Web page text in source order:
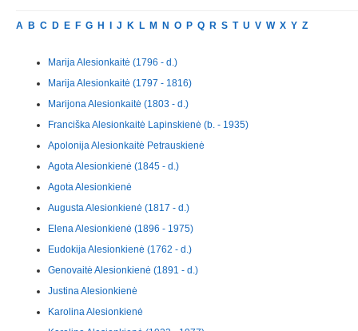
A B C D E F G H J K L M N O P Q R S T U V W X Y Z
Marija Alesionkaitė (1796 - d.)
Marija Alesionkaitė (1797 - 1816)
Marijona Alesionkaitė (1803 - d.)
Franciška Alesionkaitė Lapinskienė (b. - 1935)
Apolonija Alesionkaitė Petrauskienė
Agota Alesionkienė (1845 - d.)
Agota Alesionkienė
Augusta Alesionkienė (1817 - d.)
Elena Alesionkienė (1896 - 1975)
Eudokija Alesionkienė (1762 - d.)
Genovaitė Alesionkienė (1891 - d.)
Justina Alesionkienė
Karolina Alesionkienė